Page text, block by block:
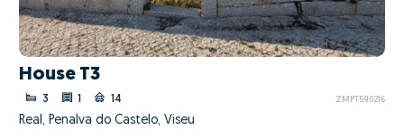
House T3
3 1 14 ZMPT590216
Real, Penalva do Castelo, Viseu